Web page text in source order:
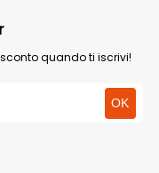
sconto quando ti iscrivi!